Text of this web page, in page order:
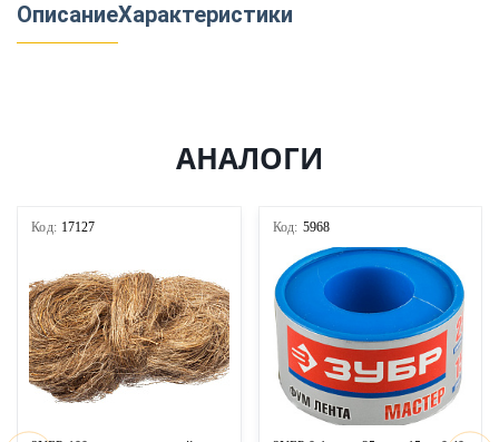
ОписаниеХарактеристики
АНАЛОГИ
Код: 17127 Код: 5968